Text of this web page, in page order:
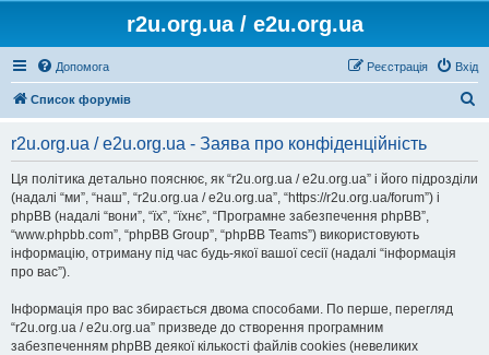
r2u.org.ua / e2u.org.ua
Допомога Вхід
Реєстрація
Список форумів
r2u.org.ua / e2u.org.ua - Заява про конфіденційність
Ця політика детально пояснює, як “r2u.org.ua / e2u.org.ua” і його підрозділи
(надалі “ми”, “наш”, “r2u.org.ua / e2u.org.ua”, “https://r2u.org.ua/forum”) і
phpBB (надалі “вони”, “їх”, “їхнє”, “Програмне забезпечення phpBB”,
“www.phpbb.com”, “phpBB Group”, “phpBB Teams”) використовують
інформацію, отриману під час будь-якої вашої сесії (надалі “інформація
про вас”).
Інформація про вас збирається двома способами. По перше, перегляд
“r2u.org.ua / e2u.org.ua” призведе до створення програмним
забезпеченням phpBB деякої кількості файлів cookies (невеликих